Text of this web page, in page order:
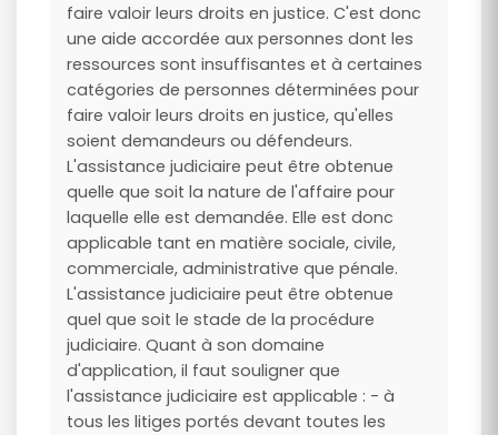
faire valoir leurs droits en justice. C'est donc
une aide accordée aux personnes dont les
ressources sont insuffisantes et à certaines
catégories de personnes déterminées pour
faire valoir leurs droits en justice, qu'elles
soient demandeurs ou défendeurs.
L'assistance judiciaire peut être obtenue
quelle que soit la nature de l'affaire pour
laquelle elle est demandée. Elle est donc
applicable tant en matière sociale, civile,
commerciale, administrative que pénale.
L'assistance judiciaire peut être obtenue
quel que soit le stade de la procédure
judiciaire. Quant à son domaine
d'application, il faut souligner que
l'assistance judiciaire est applicable : - à
tous les litiges portés devant toutes les